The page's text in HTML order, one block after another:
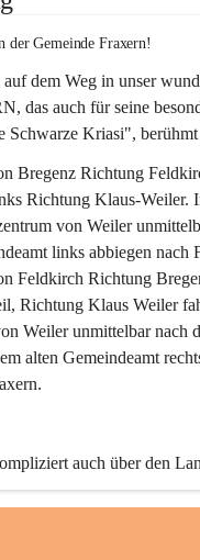
Gemeinde Fraxern!
dem Weg in unser
das auch für seine
Schwarze Kriasi", berühmt
Bregenz Richtung
Richtung Klaus-Weiler.
von Weiler
links abbiegen nach
Feldkirch Richtung
Richtung Klaus Weiler
Weiler unmittelbar nach
alten Gemeindeamt
auch über den
zu erreichen.